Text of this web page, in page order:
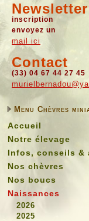
Newsletter
inscription
envoyez un
mail ici
Contact
(33) 04 67 44 27 45
Menu Chèvres
Accueil
Notre élevage
Infos, conseils &
Nos chèvres
Nos boucs
Naissances
2026
2025